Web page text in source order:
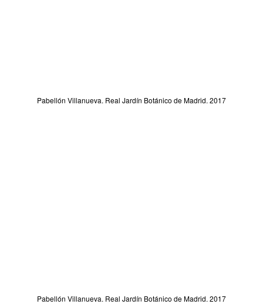
Pabellón Villanueva. Real Jardín Botánico de Madrid. 2017
Pabellón Villanueva. Real Jardín Botánico de Madrid. 2017